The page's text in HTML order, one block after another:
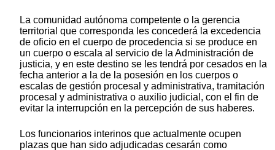
La comunidad autónoma competente o la gerencia
territorial que corresponda les concederá la excedencia
de oficio en el cuerpo de procedencia si se produce en
un cuerpo o escala al servicio de la Administración de
justicia, y en este destino se les tendrá por cesados en la
fecha anterior a la de la posesión en los cuerpos o
escalas de gestión procesal y administrativa, tramitación
procesal y administrativa o auxilio judicial, con el fin de
evitar la interrupción en la percepción de sus haberes.
Los funcionarios interinos que actualmente ocupen
plazas que han sido adjudicadas cesarán como